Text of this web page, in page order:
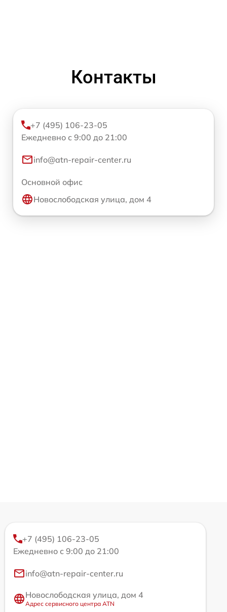
Контакты
+7 (495) 106-23-05
Ежедневно с 9:00 до 21:00
info@atn-repair-center.ru
Основной офис
Новослободская улица, дом 4
+7 (495) 106-23-05
Ежедневно с 9:00 до 21:00
info@atn-repair-center.ru
Новослободская улица, дом 4
Адрес сервисного центра ATN